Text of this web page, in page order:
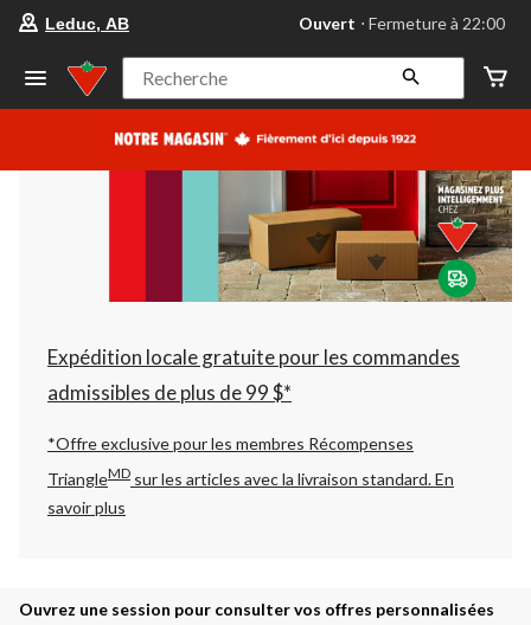
votre
préféré
Leduc,
AB,
courament
Fermeture
à
22:00
cliquer
pour
changer
Leduc, AB Ouvert ⋅ Fermeture à 22:00
Recherche
Expédition locale gratuite pour les commandes
admissibles de plus de 99 $*
*Offre exclusive pour les membres Récompenses
TriangleMD sur les articles avec la livraison standard.En
savoir plus
Ouvrez une session pour consulter vos offres personnalisées